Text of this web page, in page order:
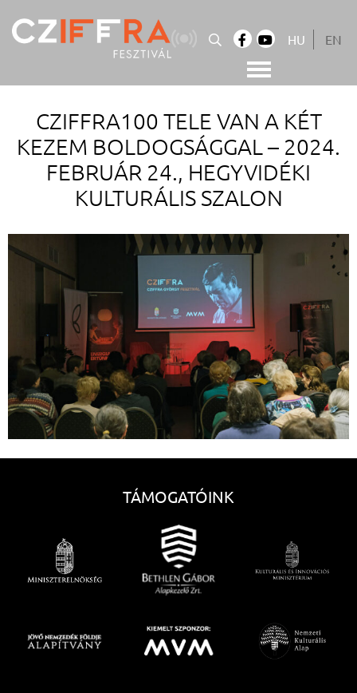
content
HU EN
CZIFFRA100 TELE VAN A KÉT
KEZEM BOLDOGSÁGGAL – 2024.
FEBRUÁR 24., HEGYVIDÉKI
KULTURÁLIS SZALON
TÁMOGATÓINK